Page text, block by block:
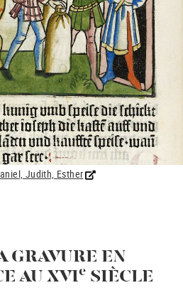
Judith, Esther
GRAVURE EN
AU XVIe SIÈCLE